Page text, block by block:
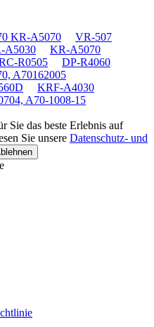
KR-A5070
VR-507
A5030
KR-A5070
R0505
DP-R4060
A70162005
KRF-A4030
A70-1008-15
Sie das beste Erlebnis auf
Sie unsere Datenschutz- und